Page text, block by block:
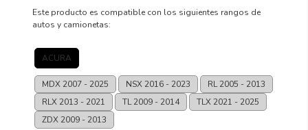
Este producto es compatible con los siguientes rangos de
autos y camionetas:
ACURA
MDX 2007 - 2025 NSX 2016 - 2023 RL2005 - 2013
RLX 2013 - 2021 TL2009 - 2014 TLX 2021 - 2025
ZDX 2009 - 2013